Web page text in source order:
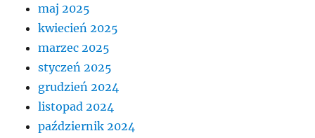
maj 2025
kwiecień 2025
marzec 2025
styczeń 2025
grudzień 2024
listopad 2024
październik 2024